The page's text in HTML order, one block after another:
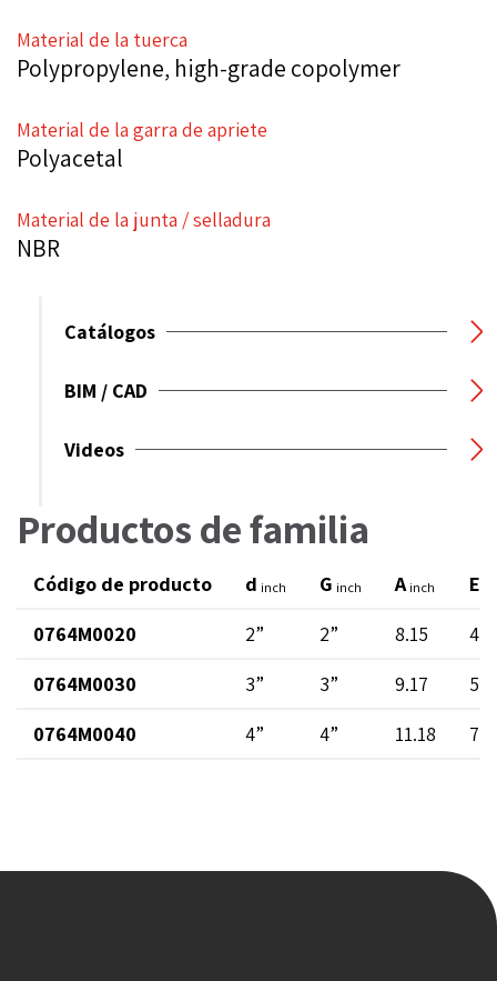
Material de la tuerca
Polypropylene, high-grade copolymer
Material de la garra de apriete
Polyacetal
Material de la junta / selladura
NBR
Catálogos
BIM / CAD
Videos
Productos de familia
Código de producto d inch G inch A inch E
0764M0020 2” 2” 8.15
0764M0030
3” 3” 9.17
0764M0040
4” 4” 11.18